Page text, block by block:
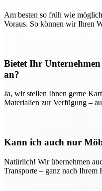
Am besten so früh wie
Voraus. So können wir Ihren
Bietet Ihr
an?
Ja, wir stellen Ihnen gerne
Materialien zur Verfügung –
Kann ich auch nur
Natürlich! Wir übernehmen
Transporte – ganz nach Ihrem